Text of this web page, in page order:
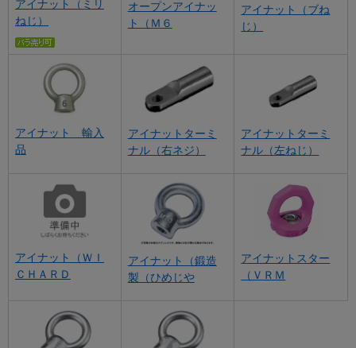
アイナット（ミリ
ねじ）
オープンアイナッ
ト（Ｍ６
アイナット（ブね
じ）
アイナット 輸入
品
アイナットターミ
ナル（右ネジ）
アイナットターミ
ナル（左ねじ）
アイナット（ＷＩ
ＣＨＡＲＤ
アイナット（鍛造
製（ひめじや
アイナットスター
（ＶＲＭ